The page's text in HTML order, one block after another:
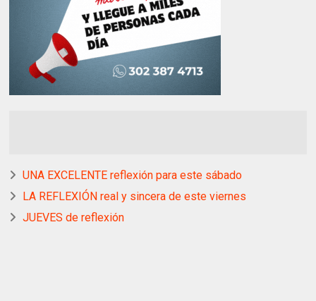
UNA EXCELENTE reflexión para este sábado
LA REFLEXIÓN real y sincera de este viernes
JUEVES de reflexión